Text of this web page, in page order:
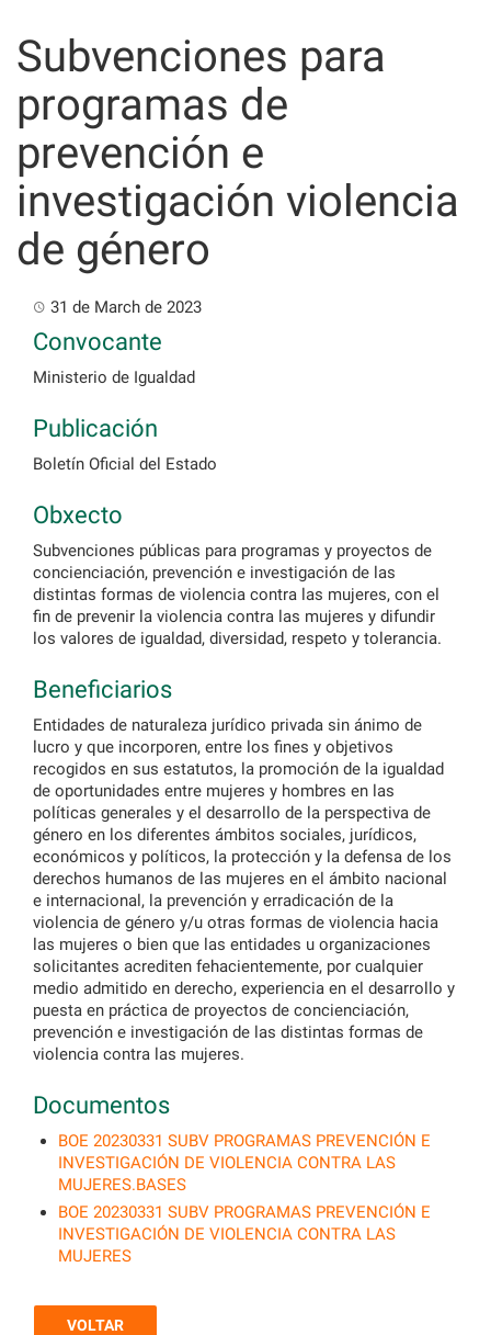
content
Subvenciones para
programas de
prevención e
investigación violencia
de género
31 de March de 2023
Convocante
Ministerio de Igualdad
Publicación
Boletín Oficial del Estado
Obxecto
Subvenciones públicas para programas y proyectos de
concienciación, prevención e investigación de las
distintas formas de violencia contra las mujeres, con el
fin de prevenir la violencia contra las mujeres y difundir
los valores de igualdad, diversidad, respeto y tolerancia.
Beneficiarios
Entidades de naturaleza jurídico privada sin ánimo de
lucro y que incorporen, entre los fines y objetivos
recogidos en sus estatutos, la promoción de la igualdad
de oportunidades entre mujeres y hombres en las
políticas generales y el desarrollo de la perspectiva de
género en los diferentes ámbitos sociales, jurídicos,
económicos y políticos, la protección y la defensa de los
derechos humanos de las mujeres en el ámbito nacional
e internacional, la prevención y erradicación de la
violencia de género y/u otras formas de violencia hacia
las mujeres o bien que las entidades u organizaciones
solicitantes acrediten fehacientemente, por cualquier
medio admitido en derecho, experiencia en el desarrollo y
puesta en práctica de proyectos de concienciación,
prevención e investigación de las distintas formas de
violencia contra las mujeres.
Documentos
BOE 20230331 SUBV PROGRAMAS PREVENCIÓN E
INVESTIGACIÓN DE VIOLENCIA CONTRA LAS
MUJERES.BASES
BOE 20230331 SUBV PROGRAMAS PREVENCIÓN E
INVESTIGACIÓN DE VIOLENCIA CONTRA LAS
MUJERES
VOLTAR